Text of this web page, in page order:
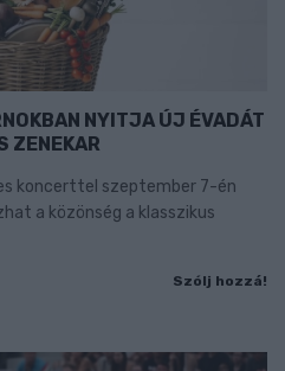
NYITJA ÚJ ÉVADÁT
ZENEKAR
koncerttel szeptember 7-én
a közönség a klasszikus
Szólj hozzá!